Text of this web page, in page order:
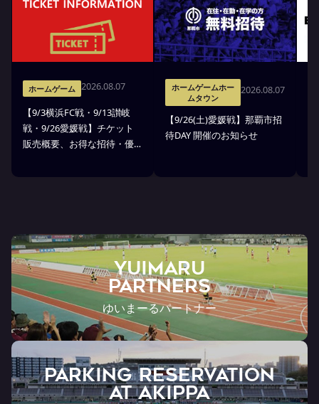
ホームゲーム 2026.08.07
【9/3横浜FC戦・9/13讃岐
戦・9/26愛媛戦】チケット
販売概要、お得な招待・優
ホームゲームホー
ムタウン
2026.08.07
【9/26(土)愛媛戦】那覇市招
待DAY 開催のお知らせ
YUIMARU
Partners
ゆいまーるパートナー
PARKING RESERVATION
AT Akippa